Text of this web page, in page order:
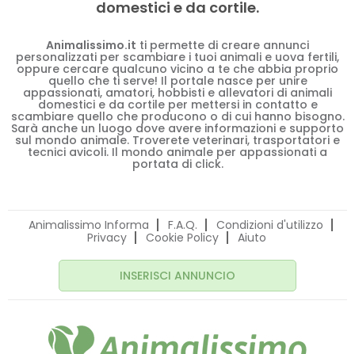
domestici e da cortile.
Animalissimo.it ti permette di creare annunci
personalizzati per scambiare i tuoi animali e uova fertili,
oppure cercare qualcuno vicino a te che abbia proprio
quello che ti serve! Il portale nasce per unire
appassionati, amatori, hobbisti e allevatori di animali
domestici e da cortile per mettersi in contatto e
scambiare quello che producono o di cui hanno bisogno.
Sarà anche un luogo dove avere informazioni e supporto
sul mondo animale. Troverete veterinari, trasportatori e
tecnici avicoli. Il mondo animale per appassionati a
portata di click.
Animalissimo Informa F.A.Q.
Condizioni d'utilizzo
Privacy
Cookie Policy Aiuto
INSERISCI ANNUNCIO